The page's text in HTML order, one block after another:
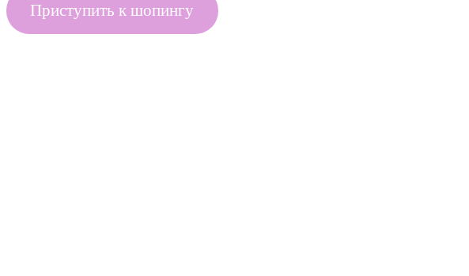
Приступить к шопингу